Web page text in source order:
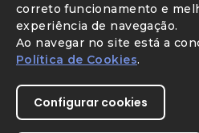
correto funcionamento e
experiência de navegação.
Ao navegar no site está a
Política de Cookies.
Configurar cookies